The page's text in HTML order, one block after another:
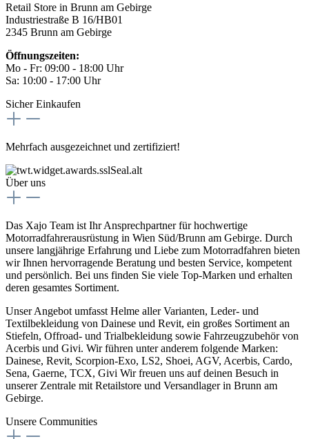
Retail Store in Brunn am Gebirge
Industriestraße B 16/HB01
2345 Brunn am Gebirge
Öffnungszeiten:
Mo - Fr: 09:00 - 18:00 Uhr
Sa: 10:00 - 17:00 Uhr
Sicher Einkaufen
Mehrfach ausgezeichnet und zertifiziert!
Über uns
Das Xajo Team ist Ihr Ansprechpartner für hochwertige
Motorradfahrerausrüstung in Wien Süd/Brunn am Gebirge. Durch
unsere langjährige Erfahrung und Liebe zum Motorradfahren bieten
wir Ihnen hervorragende Beratung und besten Service, kompetent
und persönlich. Bei uns finden Sie viele Top-Marken und erhalten
deren gesamtes Sortiment.
Unser Angebot umfasst Helme aller Varianten, Leder- und
Textilbekleidung von Dainese und Revit, ein großes Sortiment an
Stiefeln, Offroad- und Trialbekleidung sowie Fahrzeugzubehör von
Acerbis und Givi. Wir führen unter anderem folgende Marken:
Dainese, Revit, Scorpion-Exo, LS2, Shoei, AGV, Acerbis, Cardo,
Sena, Gaerne, TCX, Givi Wir freuen uns auf deinen Besuch in
unserer Zentrale mit Retailstore und Versandlager in Brunn am
Gebirge.
Unsere Communities